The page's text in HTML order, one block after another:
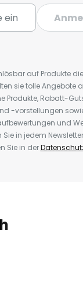
auf Produkte
sie tolle Angebote
Produkte, Rabatt-
-vorstellungen
und
in jedem
Sie in der